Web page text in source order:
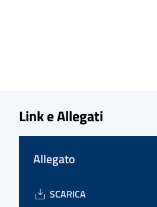
Link e Allegati
Allegato
SCARICA